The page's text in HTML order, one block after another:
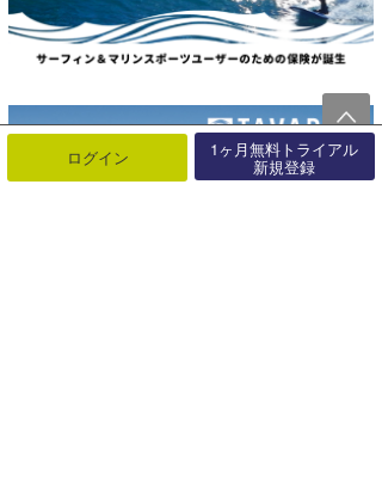
ログイン 1ヶ月無料トライアル
新規登録